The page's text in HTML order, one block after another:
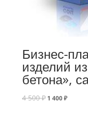
Бизнес-
изделий
бетона»,
4 500₽ 1 400₽